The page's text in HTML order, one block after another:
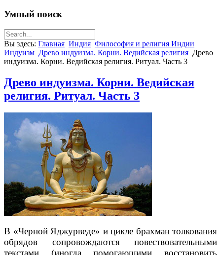
Умный поиск
Вы здесь: Главная Индия Философия и религия Индии
Индуизм Древо индуизма. Корни. Ведийская религия Древо
индуизма. Корни. Ведийская религия. Ритуал. Часть 3
Древо индуизма. Корни. Ведийская
религия. Ритуал. Часть 3
В «Черной Яджурведе» и цикле брахман толкования
обрядов сопровождаются повествовательными
текстами (иногда помогающими восстановить